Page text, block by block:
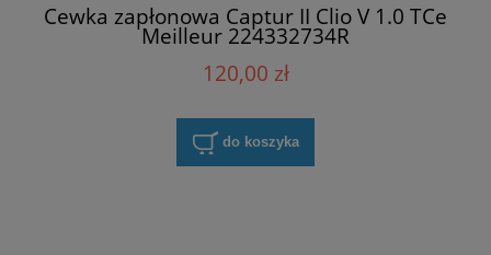
Cewka zapłonowa Captur II Clio V 1.0 TCe
Meilleur 224332734R
120,00 zł
do koszyka